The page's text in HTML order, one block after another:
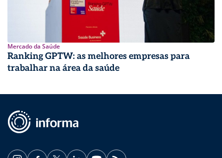
Mercado da Saúde
Ranking GPTW: as melhores empresas para
trabalhar na área da saúde